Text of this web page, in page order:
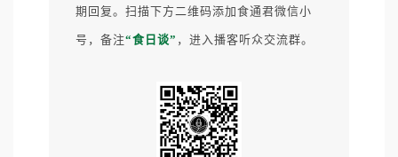
期回复。 扫描下方二维码添加食通君微信小
号，备注“食日谈” ，进入播客听众交流群。